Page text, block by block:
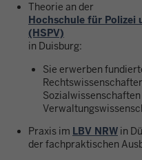
Theorie an der
Hochschule für Polizei
(HSPV)
in Duisburg:
Sie erwerben
Sozialwissenschaften
Praxis im LBV NRW in
der fachpraktischen